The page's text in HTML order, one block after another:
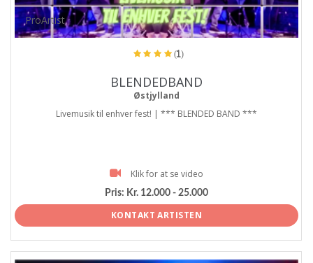
ProArtist
(1)
BLENDEDBAND
Østjylland
Livemusik til enhver fest! | *** BLENDED BAND ***
Klik for at se video
Pris: Kr. 12.000 - 25.000
KONTAKT ARTISTEN